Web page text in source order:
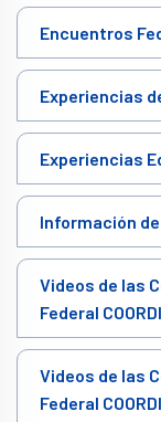
Encuentros
Experiencias
Experiencias
Información
Videos de las
Federal
Videos de las
Federal